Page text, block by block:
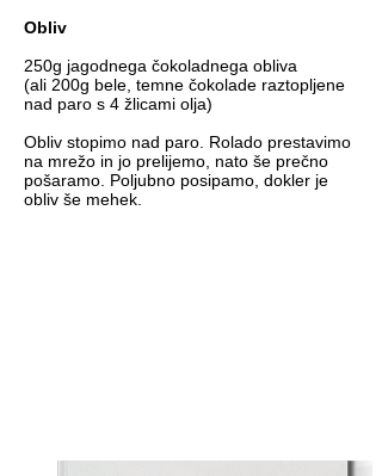
Obliv
250g jagodnega čokoladnega obliva
(ali 200g bele, temne čokolade raztopljene
nad paro s 4 žlicami olja)
Obliv stopimo nad paro. Rolado prestavimo
na mrežo in jo prelijemo, nato še prečno
pošaramo. Poljubno posipamo, dokler je
obliv še mehek.